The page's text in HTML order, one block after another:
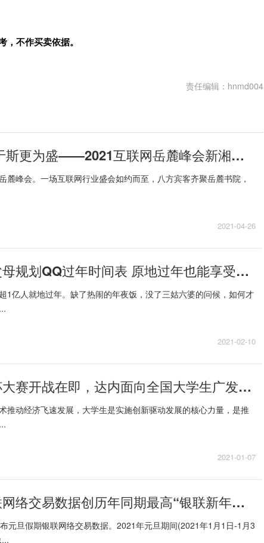
，不作买卖依据。
责任编辑：hnmd004
创业新力量 于斯更为盛——2021互联网岳麓峰会新湘会专场活动
麓峰会。一场互联网行业盛会如约而至，八方宾客齐聚岳麓书院，
2021-04-26
深漂女孩为父母规划QQ过年时间表 原地过年也能享受陪伴的乐趣
1亿人就地过年。缺了热闹的年夜饭，没了三姑六婆的问候，如何才
2021-02-10
第八届发现杯大赛开战在即，达内面向全国大学生广发英雄帖
推动经济飞速发展，大学生是实施创新驱动发展的核心力量，是推
2021-01-07
元旦假期银联网络交易数据创历年同期最高“银联新年缤纷惠”释放消费潜力
元旦假期银联网络交易数据。2021年元旦期间(2021年1月1日-1月3